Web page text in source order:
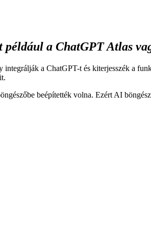
például a ChatGPT Atlas
a ChatGPT-t és kiterjesszék a
beépítették volna. Ezért AI